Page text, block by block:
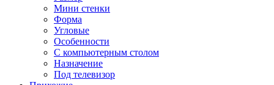
Мини стенки
Форма
Угловые
Особенности
С компьютерным столом
Назначение
Под телевизор